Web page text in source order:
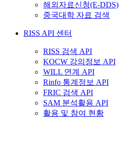
해외자료신청(E-DDS)
중국대학 자료 검색
RISS API 센터
RISS 검색 API
KOCW 강의정보 API
WILL 연계 API
Rinfo 통계정보 API
FRIC 검색 API
SAM 분석활용 API
활용 및 참여 현황